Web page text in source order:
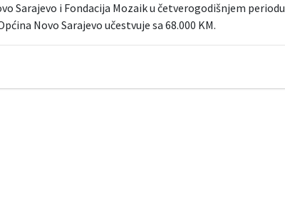
Sarajevo i Fondacija Mozaik u četverogodišnjem periodu
Novo Sarajevo učestvuje sa 68.000 KM.